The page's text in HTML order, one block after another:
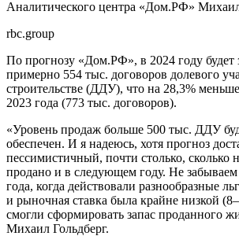
Аналитического центра «Дом.РФ» Михаил
rbc.group
По прогнозу «Дом.РФ», в 2024 году будет
примерно 554 тыс. договоров долевого
строительстве (ДДУ), что на 28,3%
2023 года (773 тыс. договоров).
«Уровень продаж больше 500 тыс. ДДУ
обеспечен. И я надеюсь, хотя прогноз
пессимистичный, почти столько, сколько
продано и в следующем году. Не
года, когда действовали разнообразные
и рыночная ставка была крайне низкой
смогли сформировать запас проданного
Михаил Гольдберг.